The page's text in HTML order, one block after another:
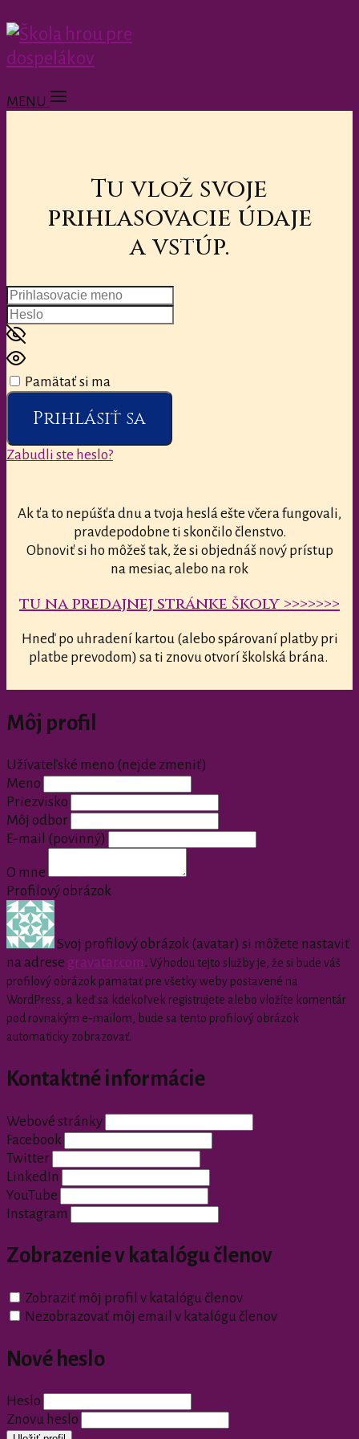
MENU
Tu vlož svoje
prihlasovacie údaje
a vstúp.
Pamätať si ma
Prihlásiť sa
Zabudli ste heslo?
Ak ťa to nepúšťa dnu a tvoja heslá ešte včera fungovali,
pravdepodobne ti skončilo členstvo.
Obnoviť si ho môžeš tak, že si objednáš nový prístup
na mesiac, alebo na rok
tu na predajnej stránke školy >>>>>>>
Hneď po uhradení kartou (alebo spárovaní platby pri
platbe prevodom) sa ti znovu otvorí školská brána.
Môj profil
Užívateľské meno (nejde zmeniť)
Meno
Priezvisko
Môj odbor
E-mail
(povinný)
O mne
Profilový obrázok
Svoj profilový obrázok (avatar) si môžete nastaviť
na adrese gravatar.com . Výhodou tejto služby je, že si bude váš
profilový obrázok pamätať pre všetky weby postavené na
WordPress, a keď sa kdekoľvek registrujete alebo vložíte komentár
pod rovnakým e-mailom, bude sa tento profilový obrázok
automaticky zobrazovať.
Kontaktné informácie
Webové stránky
Facebook
Twitter
LinkedIn
YouTube
Instagram
Zobrazenie v katalógu členov
Zobraziť môj profil v katalógu členov
Nezobrazovať môj email v katalógu členov
Nové heslo
Heslo
Znovu heslo